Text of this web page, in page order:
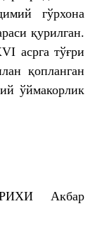
гўрхона
қурилган.
асрга тўғри
қопланган
ўймакорлик
Акбар